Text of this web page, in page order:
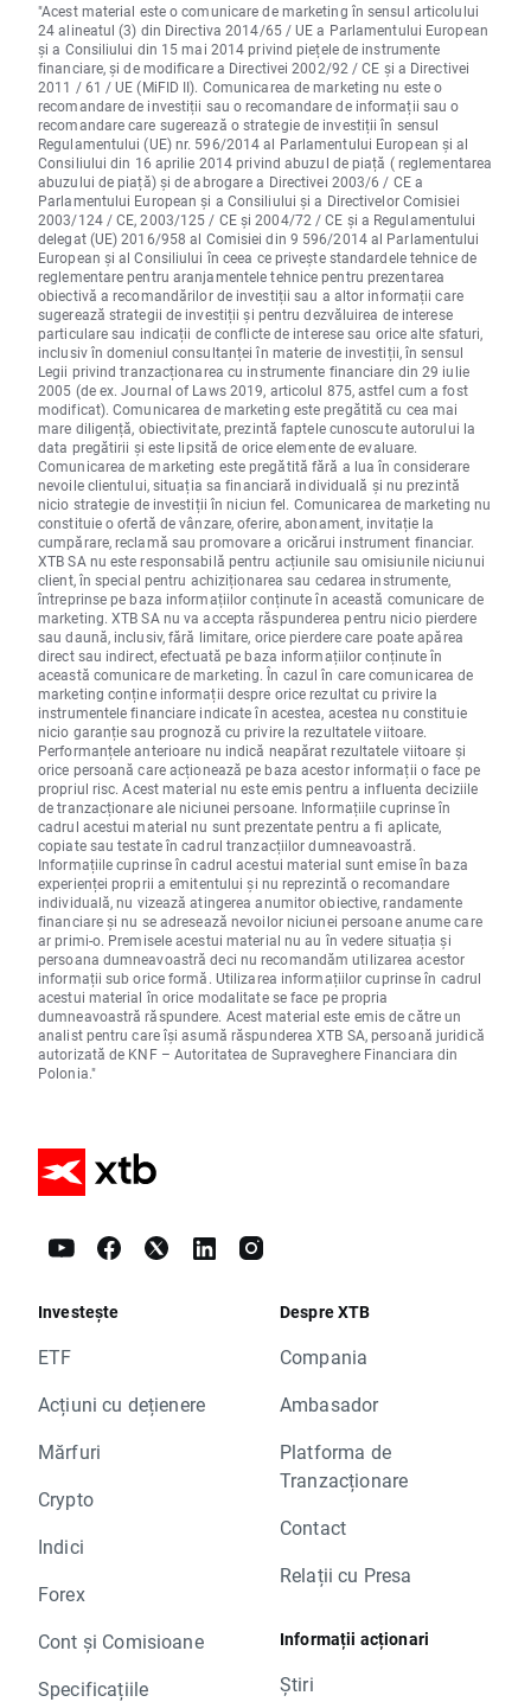
"Acest material este o comunicare de marketing în sensul articolului
24 alineatul (3) din Directiva 2014/65 / UE a Parlamentului European
și a Consiliului din 15 mai 2014 privind piețele de instrumente
financiare, și de modificare a Directivei 2002/92 / CE și a Directivei
2011 / 61 / UE (MiFID II). Comunicarea de marketing nu este o
recomandare de investiții sau o recomandare de informații sau o
recomandare care sugerează o strategie de investiții în sensul
Regulamentului (UE) nr. 596/2014 al Parlamentului European și al
Consiliului din 16 aprilie 2014 privind abuzul de piață ( reglementarea
abuzului de piață) și de abrogare a Directivei 2003/6 / CE a
Parlamentului European și a Consiliului și a Directivelor Comisiei
2003/124 / CE, 2003/125 / CE și 2004/72 / CE și a Regulamentului
delegat (UE) 2016/958 al Comisiei din 9 596/2014 al Parlamentului
European și al Consiliului în ceea ce privește standardele tehnice de
reglementare pentru aranjamentele tehnice pentru prezentarea
obiectivă a recomandărilor de investiții sau a altor informații care
sugerează strategii de investiții și pentru dezvăluirea de interese
particulare sau indicații de conflicte de interese sau orice alte sfaturi,
inclusiv în domeniul consultanței în materie de investiții, în sensul
Legii privind tranzacționarea cu instrumente financiare din 29 iulie
2005 (de ex. Journal of Laws 2019, articolul 875, astfel cum a fost
modificat). Comunicarea de marketing este pregătită cu cea mai
mare diligență, obiectivitate, prezintă faptele cunoscute autorului la
data pregătirii și este lipsită de orice elemente de evaluare.
Comunicarea de marketing este pregătită fără a lua în considerare
nevoile clientului, situația sa financiară individuală și nu prezintă
nicio strategie de investiții în niciun fel. Comunicarea de marketing nu
constituie o ofertă de vânzare, oferire, abonament, invitație la
cumpărare, reclamă sau promovare a oricărui instrument financiar.
XTB SA nu este responsabilă pentru acțiunile sau omisiunile niciunui
client, în special pentru achiziționarea sau cedarea instrumente,
întreprinse pe baza informațiilor conținute în această comunicare de
marketing. XTB SA nu va accepta răspunderea pentru nicio pierdere
sau daună, inclusiv, fără limitare, orice pierdere care poate apărea
direct sau indirect, efectuată pe baza informațiilor conținute în
această comunicare de marketing. În cazul în care comunicarea de
marketing conține informații despre orice rezultat cu privire la
instrumentele financiare indicate în acestea, acestea nu constituie
nicio garanție sau prognoză cu privire la rezultatele viitoare.
Performanțele anterioare nu indică neapărat rezultatele viitoare și
orice persoană care acționează pe baza acestor informații o face pe
propriul risc. Acest material nu este emis pentru a influenta deciziile
de tranzacționare ale niciunei persoane. Informațiile cuprinse în
cadrul acestui material nu sunt prezentate pentru a fi aplicate,
copiate sau testate în cadrul tranzacțiilor dumneavoastră.
Informațiile cuprinse în cadrul acestui material sunt emise în baza
experienței proprii a emitentului și nu reprezintă o recomandare
individuală, nu vizează atingerea anumitor obiective, randamente
financiare și nu se adresează nevoilor niciunei persoane anume care
ar primi-o. Premisele acestui material nu au în vedere situația și
persoana dumneavoastră deci nu recomandăm utilizarea acestor
informații sub orice formă. Utilizarea informațiilor cuprinse în cadrul
acestui material în orice modalitate se face pe propria
dumneavoastră răspundere. Acest material este emis de către un
analist pentru care își asumă răspunderea XTB SA, persoană juridică
autorizată de KNF – Autoritatea de Supraveghere Financiara din
Polonia."
Investește
ETF
Acțiuni cu dețienere
Mărfuri
Crypto
Indici
Forex
Cont și Comisioane
Specificațiile
Despre XTB
Compania
Ambasador
Platforma de
Tranzacționare
Contact
Relații cu Presa
Informații acționari
Știri